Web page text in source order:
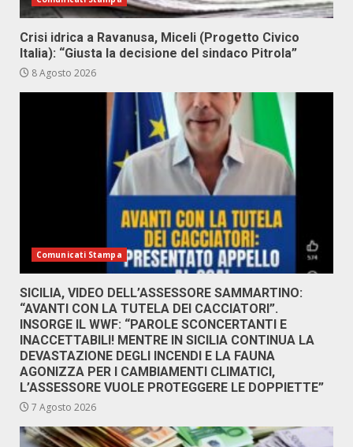
Crisi idrica a Ravanusa, Miceli (Progetto Civico
Italia): “Giusta la decisione del sindaco Pitrola”
8 Agosto 2026
Comunicati Stampa
SICILIA, VIDEO DELL’ASSESSORE SAMMARTINO:
“AVANTI CON LA TUTELA DEI CACCIATORI”.
INSORGE IL WWF: “PAROLE SCONCERTANTI E
INACCETTABILI! MENTRE IN SICILIA CONTINUA LA
DEVASTAZIONE DEGLI INCENDI E LA FAUNA
AGONIZZA PER I CAMBIAMENTI CLIMATICI,
L’ASSESSORE VUOLE PROTEGGERE LE DOPPIETTE”
7 Agosto 2026